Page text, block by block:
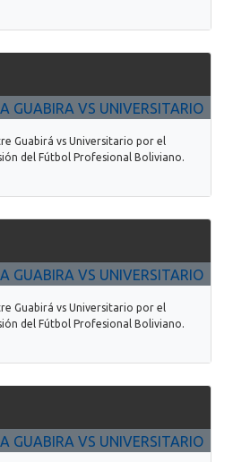
Guabirá vs Universitario por el
del Fútbol Profesional Boliviano.
Guabirá vs Universitario por el
del Fútbol Profesional Boliviano.